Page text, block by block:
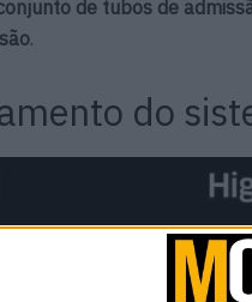
de tubos de
.
do